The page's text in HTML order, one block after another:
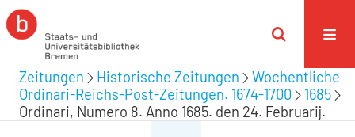
Zeitungen Historische Zeitungen
Wochentliche
Ordinari-Reichs-Post-Zeitungen. 1674-1700
1685
Ordinari, Numero 8. Anno 1685. den 24. Februarij.